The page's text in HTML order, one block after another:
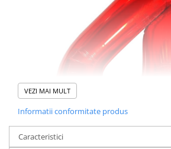
Jucarii pentru copii
Jucarii si Jocuri
Markere si Set Desen
Markere si Set Desen
Scaune de masa bebe
Articole Petrecere
VEZI MAI MULT
Informatii conformitate produs
Caracteristici